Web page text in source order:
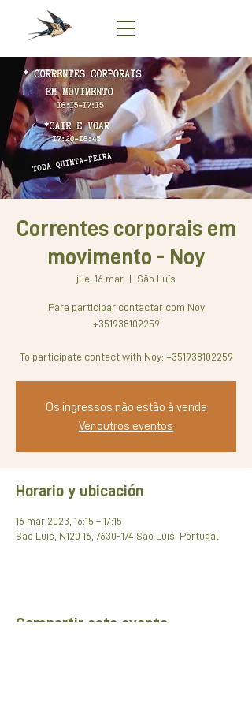
Correntes corporais em
movimento - Noy
jue, 16 mar São Luís
Para participar contactar com Noy
+351938102259
To participate contact with Noy: +351938102259
Os ingressos não estão à venda
Ver outros eventos
Horario y ubicación
16 mar 2023, 16:15 – 17:15
São Luís, N120 16, 7630-174 São Luís, Portugal
Compartir este evento